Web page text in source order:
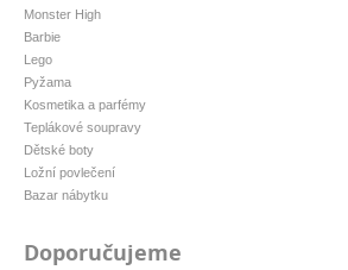
Monster High
Barbie
Lego
Pyžama
Kosmetika a parfémy
Teplákové soupravy
Dětské boty
Ložní povlečení
Bazar nábytku
Doporučujeme